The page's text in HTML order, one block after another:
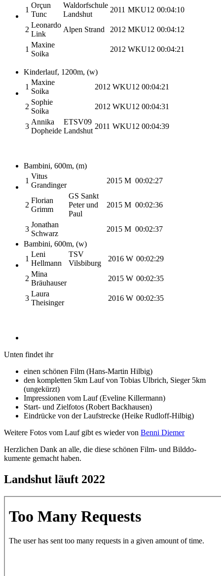
1
Orçun
Tunc
Waldorfschule
Landshut
2011 MKU12 00:04:10
2
Leonardo
Link
Alpen Strand 2012 MKU12 00:04:12
1
Maxine
Soika
2012 WKU12 00:04:21
Kinderlauf, 1200m, (w)
1
Maxine
Soika
2012 WKU12 00:04:21
2
Sophie
Soika
2012 WKU12 00:04:31
3
Annika
Dopheide
ETSV09
Landshut
2011 WKU12 00:04:39
Bambini, 600m, (m)
1
Vitus
Grandinger
2015 M 00:02:27
2
Florian
Grimm
GS Sankt
Peter und
Paul
2015 M 00:02:36
3
Jonathan
Schwarz
2015 M 00:02:37
Bambini, 600m, (w)
1
Leni
Hellmann
TSV
Vilsbiburg
2016 W 00:02:29
2
Mina
Bräuhauser
2015 W 00:02:35
3
Laura
Theisinger
2016 W 00:02:35
Unten findet ihr
einen schönen Film (Hans-Martin Hilbig)
den kompletten 5km Lauf von Tobias Ulbrich, Sieger 5km
(ungekürzt)
Impressionen vom Lauf (Eveline Killermann)
Start- und Zielfotos (Robert Backhausen)
Eindrücke von der Laufstrecke (Heike Rudloff-Hilbig)
Weitere Fotos vom Lauf gibt es wieder von Benni Diemer
Herzlichen Dank an alle, die diese schönen Film- und Bilddo­
kumente gemacht haben.
Landshut läuft 2022